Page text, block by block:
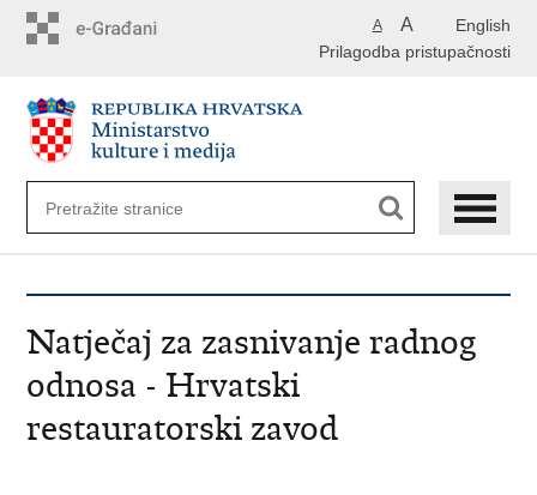
English
A A
Prilagodba pristupačnosti
Natječaj za zasnivanje radnog
odnosa - Hrvatski
restauratorski zavod